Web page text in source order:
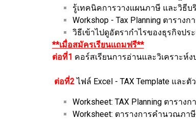
รู้เทคนิคการวางแผนภาษี และวิธีบ
Workshop - Tax Planning ตาราง
วิธีเข้าไปดูอัตรากำไรของธุรกิจปร
**เมื่อสมัครเรียนแถมฟรี**
ต่อที่1 คอร์สเรียนการอ่านและวิเคราะห์
ต่อที่2ไฟล์ Excel - TAX Template และ
Worksheet: TAX Planning ตารา
Worksheet: ตารางการคำนวณภา